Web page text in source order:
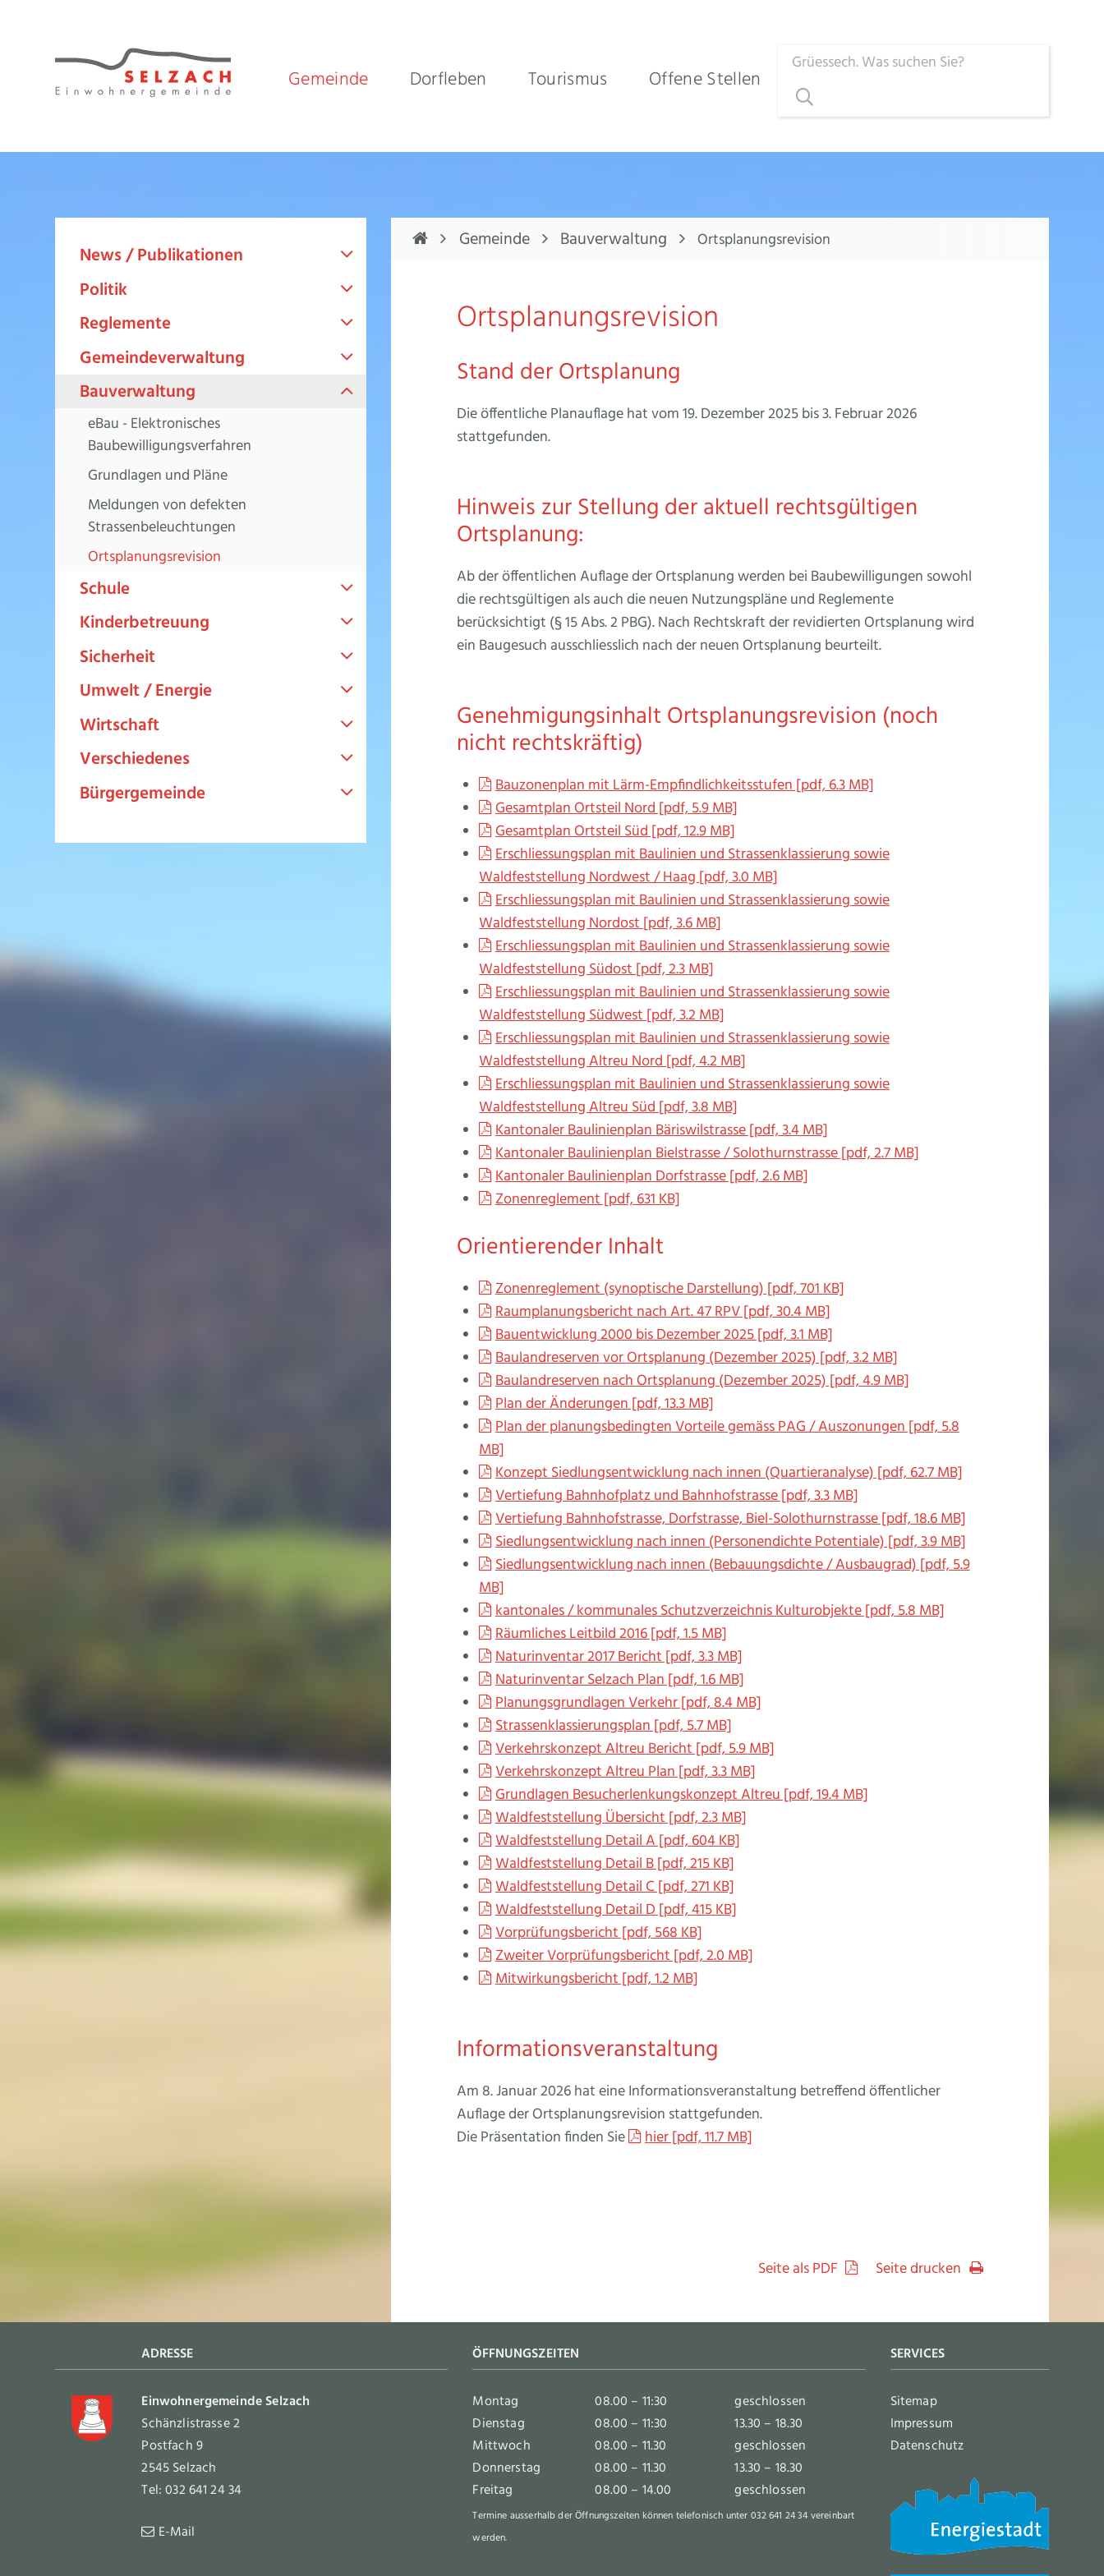
Hauptnavigation
Gemeinde Dorfleben Tourismus Offene Stellen
Suchbegriff
Gemeinde Bauverwaltung Ortsplanungsrevision
Ortsplanungsrevision
Stand der Ortsplanung
Die öffentliche Planauflage hat vom 19. Dezember 2025 bis 3. Februar 2026
stattgefunden.
Hinweis zur Stellung der aktuell rechtsgültigen
Ortsplanung:
Ab der öffentlichen Auflage der Ortsplanung werden bei Baubewilligungen sowohl
die rechtsgültigen als auch die neuen Nutzungspläne und Reglemente
berücksichtigt (§ 15 Abs. 2 PBG). Nach Rechtskraft der revidierten Ortsplanung wird
ein Baugesuch ausschliesslich nach der neuen Ortsplanung beurteilt.
Genehmigungsinhalt Ortsplanungsrevision (noch
nicht rechtskräftig)
Bauzonenplan mit Lärm-Empfindlichkeitsstufen [pdf, 6.3 MB]
Gesamtplan Ortsteil Nord [pdf, 5.9 MB]
Gesamtplan Ortsteil Süd [pdf, 12.9 MB]
Erschliessungsplan mit Baulinien und Strassenklassierung sowie
Waldfeststellung Nordwest / Haag [pdf, 3.0 MB]
Erschliessungsplan mit Baulinien und Strassenklassierung sowie
Waldfeststellung Nordost [pdf, 3.6 MB]
Erschliessungsplan mit Baulinien und Strassenklassierung sowie
Waldfeststellung Südost [pdf, 2.3 MB]
Erschliessungsplan mit Baulinien und Strassenklassierung sowie
Waldfeststellung Südwest [pdf, 3.2 MB]
Erschliessungsplan mit Baulinien und Strassenklassierung sowie
Waldfeststellung Altreu Nord [pdf, 4.2 MB]
Erschliessungsplan mit Baulinien und Strassenklassierung sowie
Waldfeststellung Altreu Süd [pdf, 3.8 MB]
Kantonaler Baulinienplan Bäriswilstrasse [pdf, 3.4 MB]
Kantonaler Baulinienplan Bielstrasse / Solothurnstrasse [pdf, 2.7 MB]
Kantonaler Baulinienplan Dorfstrasse [pdf, 2.6 MB]
Zonenreglement [pdf, 631 KB]
Orientierender Inhalt
Zonenreglement (synoptische Darstellung) [pdf, 701 KB]
Raumplanungsbericht nach Art. 47 RPV [pdf, 30.4 MB]
Bauentwicklung 2000 bis Dezember 2025 [pdf, 3.1 MB]
Baulandreserven vor Ortsplanung (Dezember 2025) [pdf, 3.2 MB]
Baulandreserven nach Ortsplanung (Dezember 2025) [pdf, 4.9 MB]
Plan der Änderungen [pdf, 13.3 MB]
Plan der planungsbedingten Vorteile gemäss PAG / Auszonungen [pdf, 5.8
MB]
Konzept Siedlungsentwicklung nach innen (Quartieranalyse) [pdf, 62.7 MB]
Vertiefung Bahnhofplatz und Bahnhofstrasse [pdf, 3.3 MB]
Vertiefung Bahnhofstrasse, Dorfstrasse, Biel-Solothurnstrasse [pdf, 18.6 MB]
Siedlungsentwicklung nach innen (Personendichte Potentiale) [pdf, 3.9 MB]
Siedlungsentwicklung nach innen (Bebauungsdichte / Ausbaugrad) [pdf, 5.9
MB]
kantonales / kommunales Schutzverzeichnis Kulturobjekte [pdf, 5.8 MB]
Räumliches Leitbild 2016 [pdf, 1.5 MB]
Naturinventar 2017 Bericht [pdf, 3.3 MB]
Naturinventar Selzach Plan [pdf, 1.6 MB]
Planungsgrundlagen Verkehr [pdf, 8.4 MB]
Strassenklassierungsplan [pdf, 5.7 MB]
Verkehrskonzept Altreu Bericht [pdf, 5.9 MB]
Verkehrskonzept Altreu Plan [pdf, 3.3 MB]
Grundlagen Besucherlenkungskonzept Altreu [pdf, 19.4 MB]
Waldfeststellung Übersicht [pdf, 2.3 MB]
Waldfeststellung Detail A [pdf, 604 KB]
Waldfeststellung Detail B [pdf, 215 KB]
Waldfeststellung Detail C [pdf, 271 KB]
Waldfeststellung Detail D [pdf, 415 KB]
Vorprüfungsbericht [pdf, 568 KB]
Zweiter Vorprüfungsbericht [pdf, 2.0 MB]
Mitwirkungsbericht [pdf, 1.2 MB]
Informationsveranstaltung
Am 8. Januar 2026 hat eine Informationsveranstaltung betreffend öffentlicher
Auflage der Ortsplanungsrevision stattgefunden.
Die Präsentation finden Sie
hier [pdf, 11.7 MB]
Seite als PDF Seite drucken
News / Publikationen
Politik
Reglemente
Gemeindeverwaltung
Bauverwaltung
eBau - Elektronisches
Baubewilligungsverfahren
Grundlagen und Pläne
Meldungen von defekten
Strassenbeleuchtungen
Ortsplanungsrevision
Schule
Kinderbetreuung
Sicherheit
Umwelt / Energie
Wirtschaft
Verschiedenes
Bürgergemeinde
Footer ADRESSE
Einwohnergemeinde Selzach
Schänzlistrasse 2
Postfach 9
2545 Selzach
Tel: 032 641 24 34
E-Mail
ÖFFNUNGSZEITEN
Montag 08.00 – 11:30
geschlossen
Dienstag
08.00 – 11:30
13.30 – 18.30
Mittwoch
08.00 – 11.30
geschlossen
Donnerstag
08.00 – 11.30
13.30 – 18.30
Freitag
08.00 – 14.00 geschlossen
Termine ausserhalb der Öffnungszeiten können telefonisch unter 032 641 24 34 vereinbart
werden.
SERVICES
Sitemap
Impressum
Datenschutz